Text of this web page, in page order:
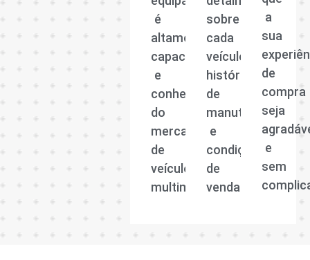
é
altamente
capacitada
e
conhecedora
do
mercado
de
veículos
multimarcas.
sobre
cada
veículo,
histórico
de
manutenção
e
condições
de
venda.
a
sua
de
compra
seja
e
sem